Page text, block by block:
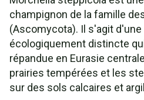
champignon de la famille
(Ascomycota). Il s'agit
écologiquement distincte
répandue en Eurasie
prairies tempérées et les
sur des sols calcaires et